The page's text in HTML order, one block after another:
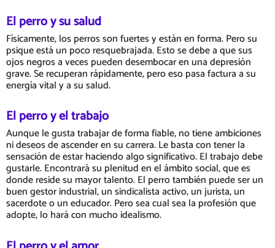
El perro y su salud
Físicamente, los perros son fuertes y están en forma. Pero su
psique está un poco resquebrajada. Esto se debe a que sus
ojos negros a veces pueden desembocar en una depresión
grave. Se recuperan rápidamente, pero eso pasa factura a su
energía vital y a su salud.
El perro y el trabajo
Aunque le gusta trabajar de forma fiable, no tiene ambiciones
ni deseos de ascender en su carrera. Le basta con tener la
sensación de estar haciendo algo significativo. El trabajo debe
gustarle. Encontrará su plenitud en el ámbito social, que es
donde reside su mayor talento. El perro también puede ser un
buen gestor industrial, un sindicalista activo, un jurista, un
sacerdote o un educador. Pero sea cual sea la profesión que
adopte, lo hará con mucho idealismo.